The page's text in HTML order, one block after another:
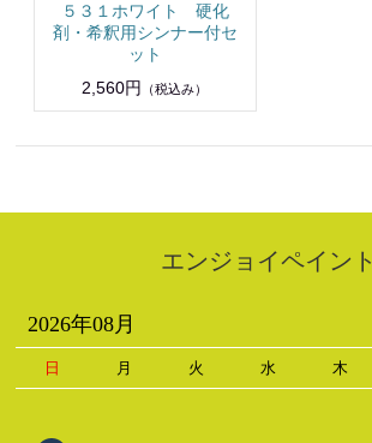
５３１ホワイト 硬化
剤・希釈用シンナー付セ
ット
2,560円
（税込み）
エンジョイペイント
2026年08月
日 月 火 水 木